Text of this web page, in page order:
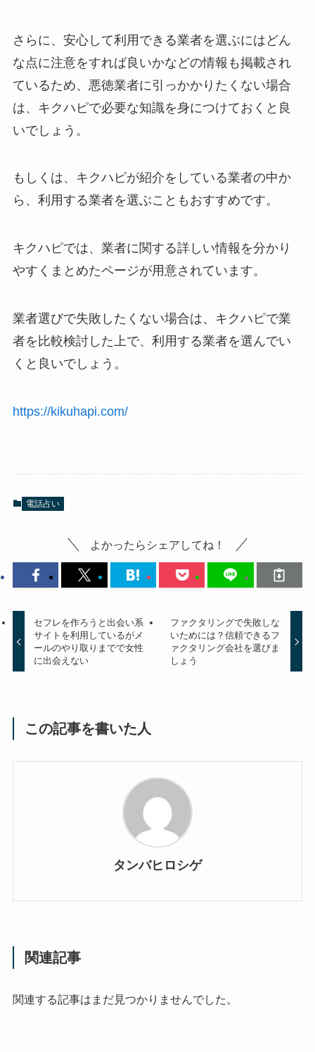
さらに、安心して利用できる業者を選ぶにはどん
な点に注意をすれば良いかなどの情報も掲載され
ているため、悪徳業者に引っかかりたくない場合
は、キクハピで必要な知識を身につけておくと良
いでしょう。
もしくは、キクハピが紹介をしている業者の中か
ら、利用する業者を選ぶこともおすすめです。
キクハピでは、業者に関する詳しい情報を分かり
やすくまとめたページが用意されています。
業者選びで失敗したくない場合は、キクハピで業
者を比較検討した上で、利用する業者を選んでい
くと良いでしょう。
https://kikuhapi.com/
電話占い
よかったらシェアしてね！
セフレを作ろうと出会い系
サイトを利用しているがメ
ールのやり取りまでで女性
に出会えない
ファクタリングで失敗しな
いためには？信頼できるフ
ァクタリング会社を選びま
しょう
この記事を書いた人
タンバヒロシゲ
関連記事
関連する記事はまだ見つかりませんでした。